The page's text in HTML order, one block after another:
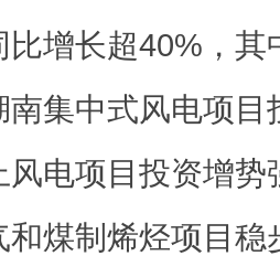
比增长超40%，
南集中式风电项目
风电项目投资增
和煤制烯烃项目稳